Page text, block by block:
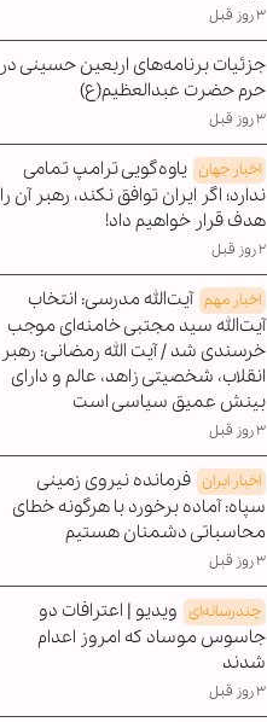
۳ روز قبل
جزئیات برنامه‌های اربعین حسینی در
حرم حضرت عبدالعظیم(ع)
۳ روز قبل
اخبار جهان یاوه‌گویی ترامپ تمامی
ندارد؛ اگر ایران توافق نکند، رهبر آن را
هدف قرار خواهیم داد!
۲ روز قبل
اخبار مهم آیت‌الله مدرسی: انتخاب
آیت‌الله سید مجتبی خامنه‌ای موجب
خرسندی شد / آیت الله رمضانی: رهبر
انقلاب، شخصیتی زاهد، عالم و دارای
بینش عمیق سیاسی است
۳ روز قبل
اخبار ایران فرمانده نیروی زمینی
سپاه: آماده برخورد با هرگونه خطای
محاسباتی دشمنان هستیم
۳ روز قبل
چندرسانه‌ای ویدیو | اعترافات دو
جاسوس موساد که امروز اعدام
شدند
۳ روز قبل